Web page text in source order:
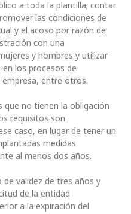
a toda la plantilla; contar
las condiciones de
y el acoso por razón de
con una
y hombres y utilizar
los procesos de
empresa, entre otros.
que no tienen la obligación
requisitos son
caso, en lugar de tener un
medidas
al menos dos años.
validez de tres años y
de la entidad
a la expiración del